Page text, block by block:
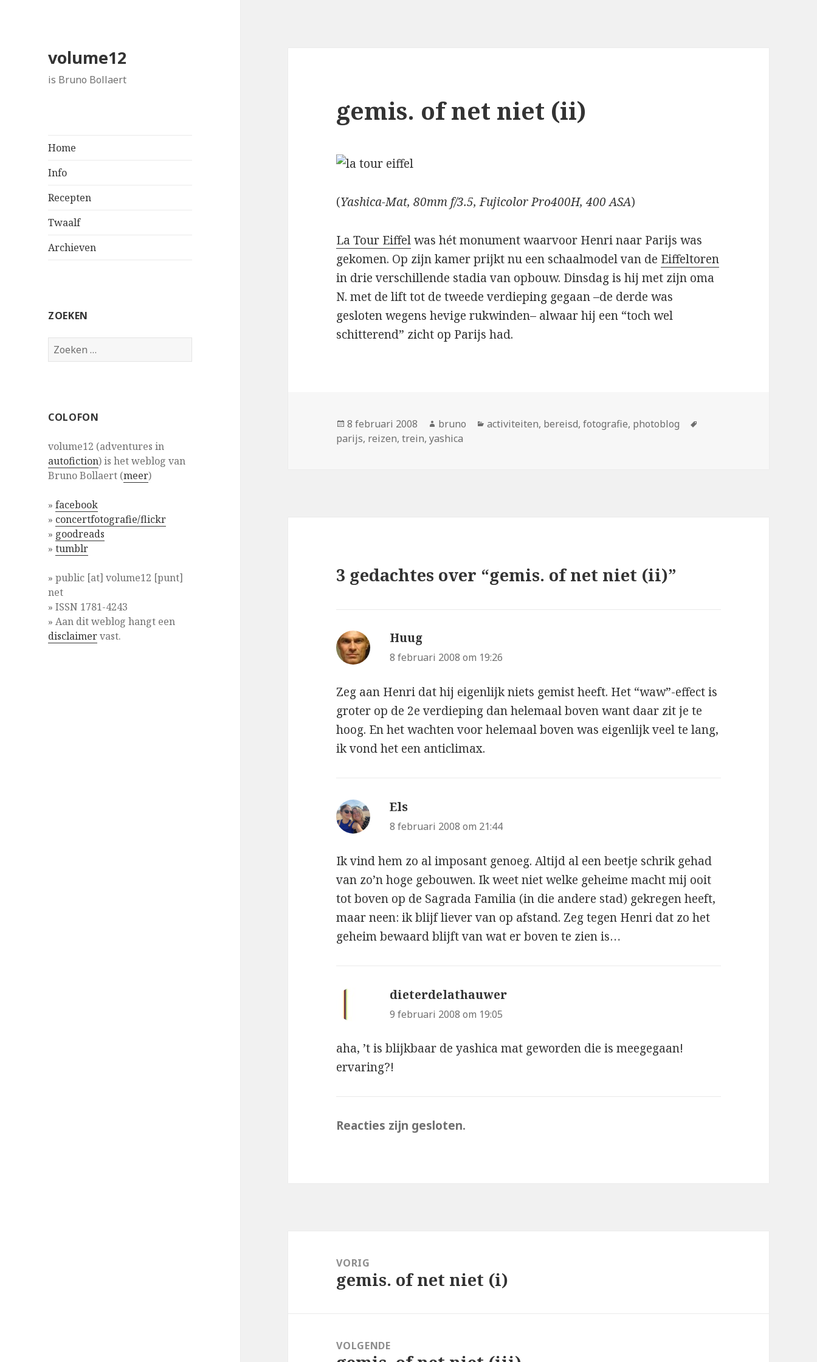
volume12
is Bruno Bollaert
Home
Info
Recepten
Twaalf
Archieven
ZOEKEN
Zoeken
naar:
COLOFON
volume12 (adventures in
autofiction) is het weblog van
Bruno Bollaert (meer)
»facebook
» concertfotografie/flickr
» goodreads
»tumblr
» public [at] volume12 [punt]
net
» ISSN 1781-4243
» Aan dit weblog hangt een
disclaimervast.
gemis. of net niet (ii)
(Yashica-Mat, 80mm f/3.5, Fujicolor Pro400H, 400 ASA)
La Tour Eiffelwas hét monument waarvoor Henri naar Parijs was
gekomen. Op zijn kamer prijkt nu een schaalmodel van de Eiffeltoren
in drie verschillende stadia van opbouw. Dinsdag is hij met zijn oma
N. met de lift tot de tweede verdieping gegaan –de derde was
gesloten wegens hevige rukwinden– alwaar hij een “toch wel
schitterend” zicht op Parijs had.
Geplaatst
op
8 februari 2008 Auteur
bruno Categorieën
activiteiten, bereisd,fotografie, photoblog
parijs, reizen,trein,yashica
3 gedachtes over “gemis. of net niet (ii)”
Huug
8 februari 2008 om 19:26
Zeg aan Henri dat hij eigenlijk niets gemist heeft. Het “waw”-effect is
groter op de 2e verdieping dan helemaal boven want daar zit je te
hoog. En het wachten voor helemaal boven was eigenlijk veel te lang,
ik vond het een anticlimax.
Els
8 februari 2008 om 21:44
Ik vind hem zo al imposant genoeg. Altijd al een beetje schrik gehad
van zo’n hoge gebouwen. Ik weet niet welke geheime macht mij ooit
tot boven op de Sagrada Familia (in die andere stad) gekregen heeft,
maar neen: ik blijf liever van op afstand. Zeg tegen Henri dat zo het
geheim bewaard blijft van wat er boven te zien is…
dieterdelathauwer
9 februari 2008 om 19:05
aha, ’t is blijkbaar de yashica mat geworden die is meegegaan!
ervaring?!
Reacties zijn gesloten.
navigatieVORIG
Vorig
gemis. of net niet (i)
VOLGENDE